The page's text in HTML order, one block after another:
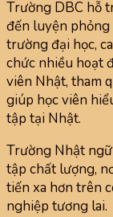
Trường DBC hỗ
đến luyện phỏng
trường đại học,
chức nhiều hoạt
viên Nhật, tham
giúp học viên
tập tại Nhật.
Trường Nhật
tập chất lượng,
tiến xa hơn trên
nghiệp tương lai.